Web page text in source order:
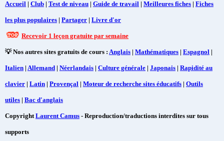
Accueil | Club | Test de niveau | Guide de travail | Meilleures fiches | Fiches
les plus populaires | Partager | Livre d'or
Recevoir 1 leçon gratuite par semaine
💡 Nos autres sites gratuits de cours : Anglais | Mathématiques | Espagnol |
Italien | Allemand | Néerlandais | Culture générale | Japonais | Rapidité au
clavier | Latin | Provençal | Moteur de recherche sites éducatifs | Outils
utiles | Bac d'anglais
CopyrightLaurent Camus - Reproduction/traductions interdites sur tous
supports